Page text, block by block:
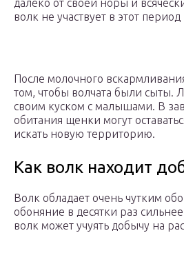
далеко от своей норы и
волк не участвует в этот
После молочного
том, чтобы волчата были сыты.
своим куском с малышами. В
обитания щенки могут
искать новую территорию.
Как волк находит
Волк обладает очень чутким
обоняние в десятки раз
волк может учуять добычу на